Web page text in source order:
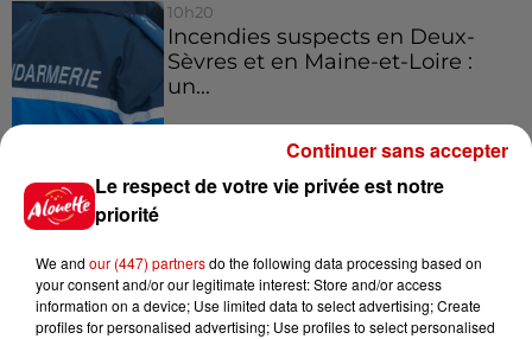
10h20
Incendies suspects en Deux-
Sèvres et en Maine-et-Loire :
un...
Rennes : enquête ouverte après
8 août 2026
Le respect de votre vie privée est notre
priorité
We and our (447) partnersdo the following data processing based on
your consent and/or our legitimate interest: Store and/or access
information on a device; Use limited data to select advertising; Create
profiles for personalised advertising; Use profiles to select personalised
Continuer sans accepter